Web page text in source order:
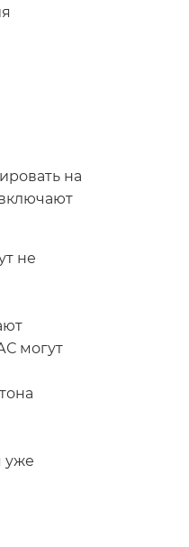
на
не
могут
уже